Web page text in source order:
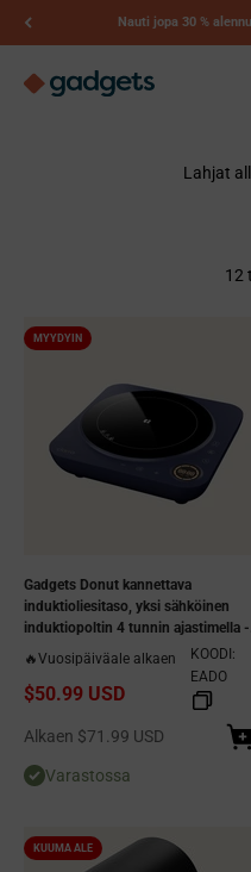
Nauti jopa 30 %
Kerry-gadgetit
Lahjat
12
MYYDYIN
Gadgets Donut kannettava
induktioliesitaso, yksi sähköinen
induktiopoltin 4 tunnin ajastimella -
Midnight Dream - pistorasiaan
liitettävä muotoilu
🔥Vuosipäiväale alkaen
$50.99 USD
KOODI:
EADO
Alennushinta
Alkaen $71.99 USD
Varastossa
KUUMA ALE